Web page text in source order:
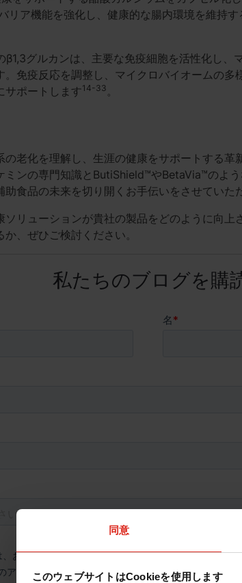
同意
このウェブサイトはCookieを使用します
リア機能を強化し、健康的な腸内環境を維持す
β1,3グルカンは、主要な免疫細胞を活性化し、
。免疫反応を調整し、マイクロバイオームの
サポートします14-33 。
の老化を理解し、生涯の健康をサポートする
ミンの専門知識とButiShield™やBetaVia™のよ
食品の未来を切り開くお手伝いをさせていた
ソリューションが貴社の製品をどのように向
、ぜひご検討ください。
私たちのブログを購